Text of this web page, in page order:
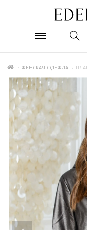
ЖЕНСКАЯ ОДЕЖДА